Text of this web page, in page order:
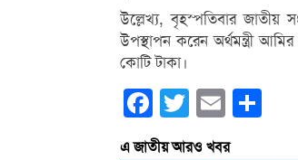
উল্লেখ্য, বৃহস্পতিবার জাতীয়
উপস্থাপন করেন অর্থমন্ত্রী
কোটি টাকা।
Facebook
Twitter Email
এ জাতীয় আরও খবর